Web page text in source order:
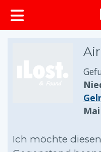
Ich möchte diesen